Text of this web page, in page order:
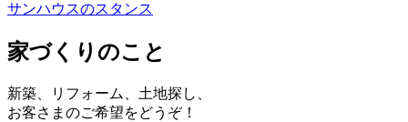
サンハウスのスタンス
家づくりのこと
新築、リフォーム、土地探し、
お客さまのご希望をどうぞ！